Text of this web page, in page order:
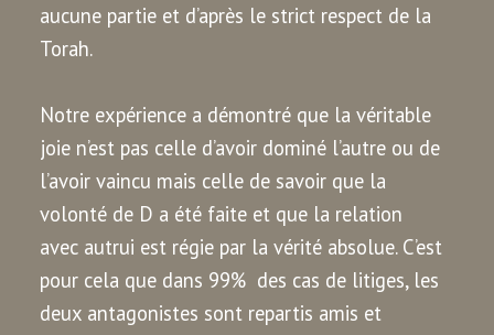
aucune partie et d’après le strict respect de la
Torah.
Notre expérience a démontré que la véritable
joie n’est pas celle d’avoir dominé l’autre ou de
l’avoir vaincu mais celle de savoir que la
volonté de D a été faite et que la relation
avec autrui est régie par la vérité absolue. C’est
pour cela que dans 99% des cas de litiges, les
deux antagonistes sont repartis amis et